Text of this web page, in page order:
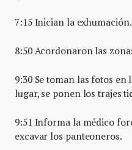
7:15 Inician la exhumación.
8:50 Acordonaron las
9:30 Se toman las fotos
lugar, se ponen los trajes
9:51 Informa la médico
excavar los panteoneros.